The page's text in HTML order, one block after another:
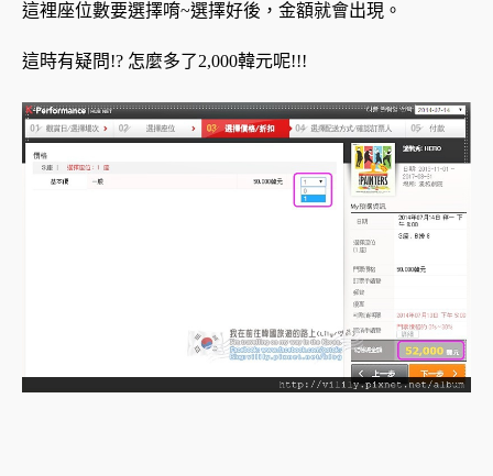
這裡座位數要選擇唷~選擇好後，金額就會出現。
這時有疑問!? 怎麼多了2,000韓元呢!!!